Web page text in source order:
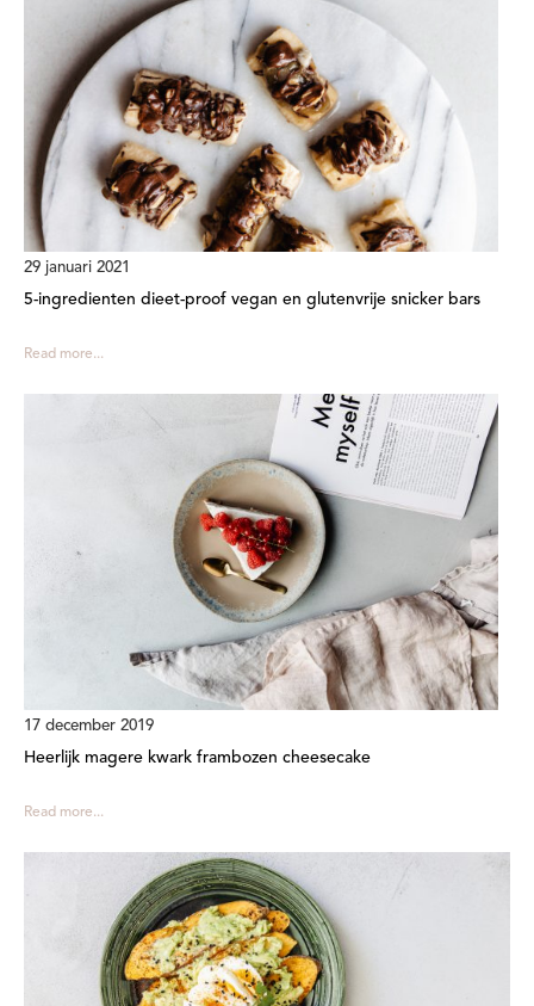
29 januari 2021
5-ingredienten dieet-proof vegan en glutenvrije snicker bars
Read more...
17 december 2019
Heerlijk magere kwark frambozen cheesecake
Read more...